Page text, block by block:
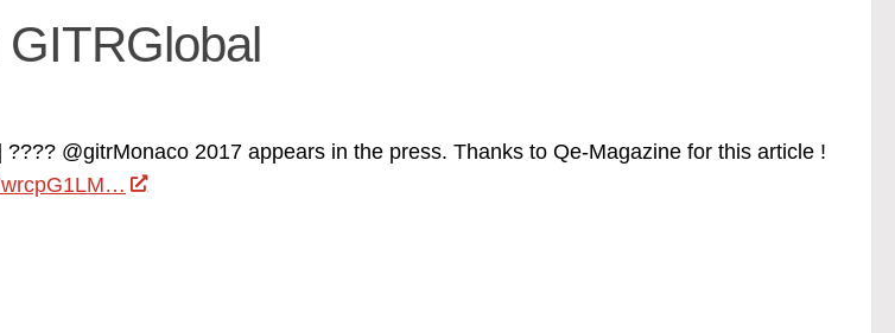
@gitrMonaco 2017 appears in the press. Thanks to Qe-Magazine for this article !